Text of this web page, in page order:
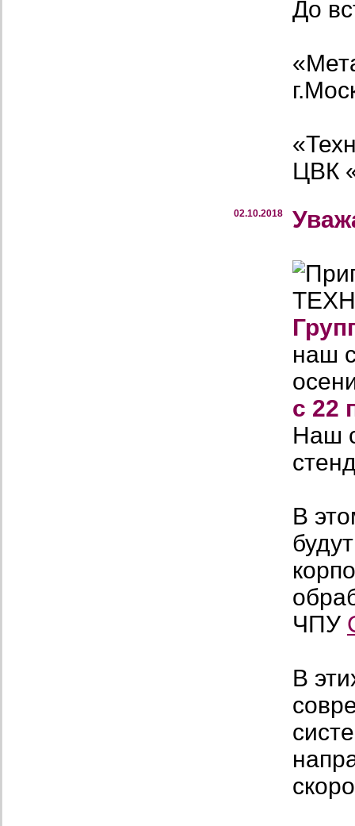
До
ЦВК
02.10.2018
наш
с 22
Наш
В
ЧПУ
В